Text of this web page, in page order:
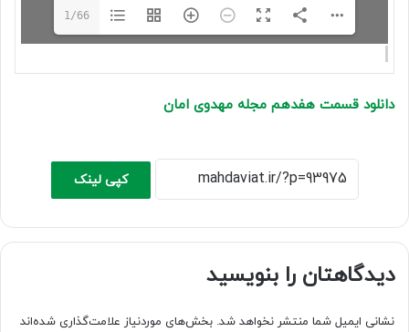
1/66
دانلود قسمت هفدهم مجله مهدوی امان
کپی لینک
دیدگاهتان را بنویسید
نشانی ایمیل شما منتشر نخواهد شد. بخش‌های موردنیاز علامت‌گذاری شده‌اند